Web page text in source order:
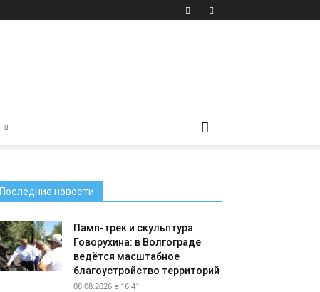
Последние новости
Памп-трек и скульптура
Говорухина: в Волгограде
ведётся масштабное
благоустройство территорий
08.08.2026 в 16:41